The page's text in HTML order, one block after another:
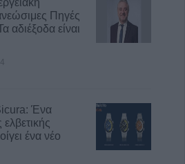
Πηγές
αδιέξοδα είναι
Ένα
ένα νέο